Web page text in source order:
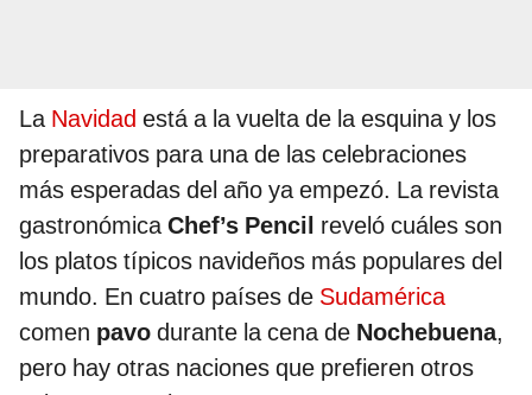
La Navidad está a la vuelta de la esquina y los
preparativos para una de las celebraciones
más esperadas del año ya empezó. La revista
gastronómicaChef’s Pencil reveló cuáles son
los platos típicos navideños más populares del
mundo. En cuatro países de Sudamérica
comen pavo durante la cena de Nochebuena,
pero hay otras naciones que prefieren otros